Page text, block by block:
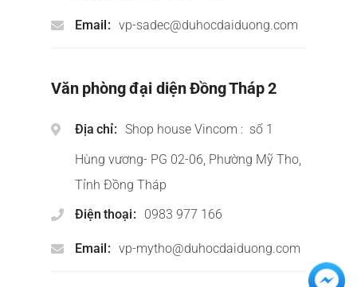
Email vp-sadec@duhocdaiduong.com
Văn phòng đại diện Đồng Tháp 2
Địa chỉ
Shop house Vincom : số 1
Hùng vương- PG 02-06, Phường Mỹ Tho,
Tỉnh Đồng Tháp
Điện thoại
0983 977 166
Email vp-mytho@duhocdaiduong.com